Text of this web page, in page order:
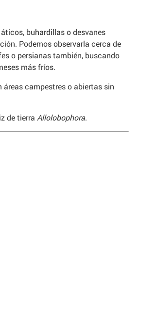
buhardillas o desvanes
Podemos observarla cerca de
o persianas también, buscando
más fríos.
áreas campestres o abiertas sin
de tierra Allolobophora.